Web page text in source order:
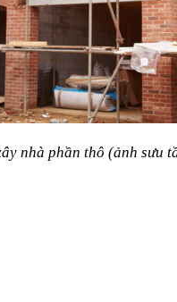
nhà phần thô (ảnh sưu